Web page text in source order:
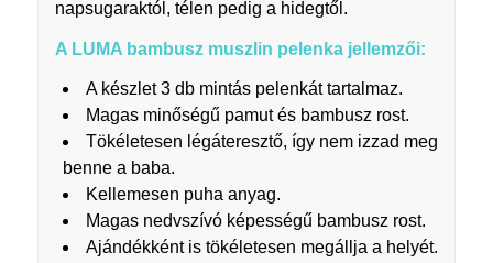
napsugaraktól, télen pedig a hidegtől.
A LUMA bambusz muszlin pelenka jellemzői:
A készlet 3 db mintás pelenkát tartalmaz.
Magas minőségű pamut és bambusz rost.
Tökéletesen légáteresztő, így nem izzad meg
benne a baba.
Kellemesen puha anyag.
Magas nedvszívó képességű bambusz rost.
Ajándékként is tökéletesen megállja a helyét.